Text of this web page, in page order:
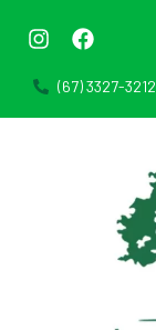
(67) 3327-3212